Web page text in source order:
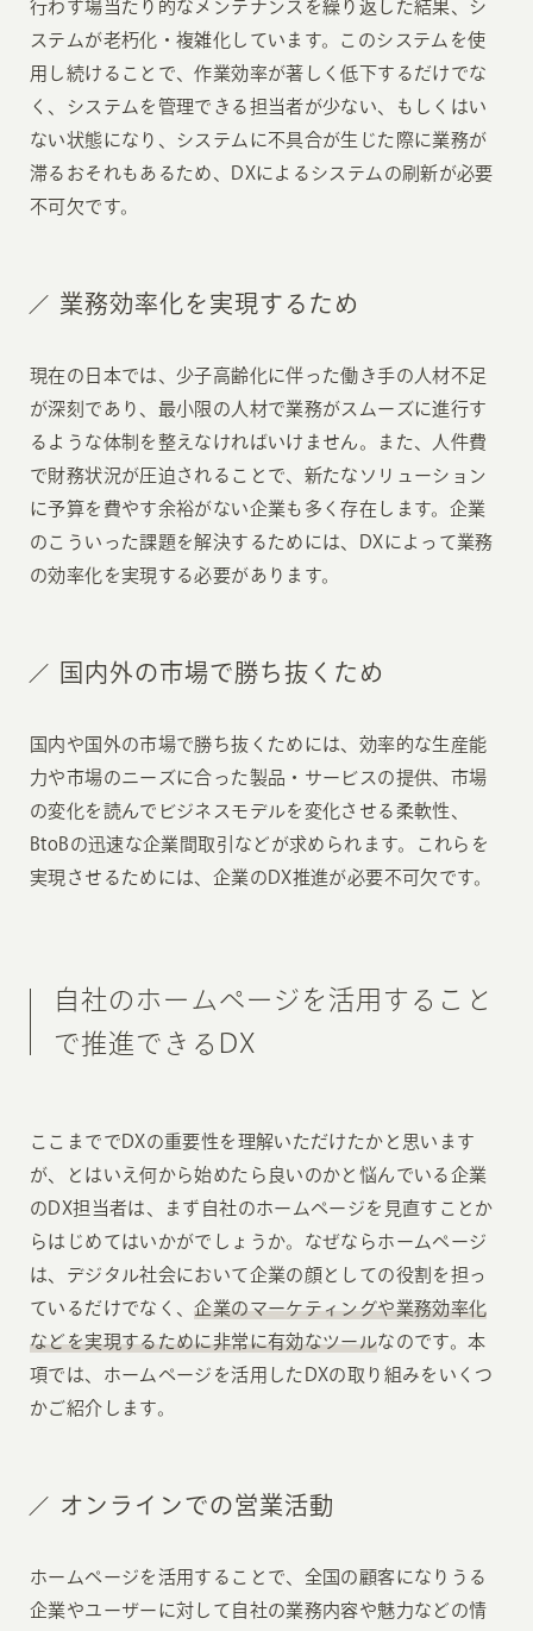
行わず場当たり的なメンテナンスを繰り返した結果、シ
ステムが老朽化・複雑化しています。このシステムを使
用し続けることで、作業効率が著しく低下するだけでな
く、システムを管理できる担当者が少ない、もしくはい
ない状態になり、システムに不具合が生じた際に業務が
滞るおそれもあるため、DXによるシステムの刷新が必要
不可欠です。
業務効率化を実現するため
現在の日本では、少子高齢化に伴った働き手の人材不足
が深刻であり、最小限の人材で業務がスムーズに進行す
るような体制を整えなければいけません。また、人件費
で財務状況が圧迫されることで、新たなソリューション
に予算を費やす余裕がない企業も多く存在します。企業
のこういった課題を解決するためには、DXによって業務
の効率化を実現する必要があります。
国内外の市場で勝ち抜くため
国内や国外の市場で勝ち抜くためには、効率的な生産能
力や市場のニーズに合った製品・サービスの提供、市場
の変化を読んでビジネスモデルを変化させる柔軟性、
BtoBの迅速な企業間取引などが求められます。これらを
実現させるためには、企業のDX推進が必要不可欠です。
自社のホームページを活用すること
で推進できるDX
ここまででDXの重要性を理解いただけたかと思います
が、とはいえ何から始めたら良いのかと悩んでいる企業
のDX担当者は、まず自社のホームページを見直すことか
らはじめてはいかがでしょうか。なぜならホームページ
は、デジタル社会において企業の顔としての役割を担っ
ているだけでなく、企業のマーケティングや業務効率化
などを実現するために非常に有効なツールなのです。本
項では、ホームページを活用したDXの取り組みをいくつ
かご紹介します。
オンラインでの営業活動
ホームページを活用することで、全国の顧客になりうる
企業やユーザーに対して自社の業務内容や魅力などの情